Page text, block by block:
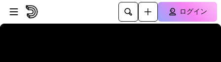
プレイヤーにスキップ
メインコンテンツにスキップ
ログイン